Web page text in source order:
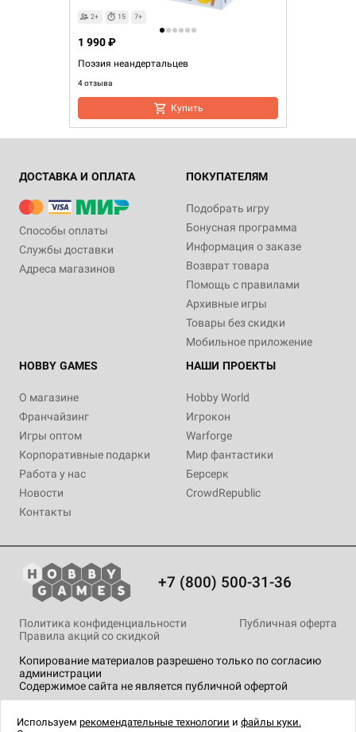
2+ 15 7+
Поэзия неандертальцев
4 отзыва
1 990 ₽
Купить
ДОСТАВКА И ОПЛАТА
Способы оплаты
Службы доставки
Адреса магазинов
ПОКУПАТЕЛЯМ
Подобрать игру
Бонусная программа
Информация о заказе
Возврат товара
Помощь с правилами
Архивные игры
Товары без скидки
Мобильное приложение
HOBBY GAMES
О магазине
Франчайзинг
Игры оптом
Корпоративные подарки
Работа у нас
Новости
Контакты
НАШИ ПРОЕКТЫ
Hobby World
Игрокон
Warforge
Мир фантастики
Берсерк
CrowdRepublic
+7 (800) 500-31-36
Копирование материалов разрешено только по согласию
администрации
Содержимое сайта не является публичной офертой
Политика конфиденциальности
Публичная оферта
Правила акций со скидкой
технологии .
Используем рекомендательные технологии и файлы куки.